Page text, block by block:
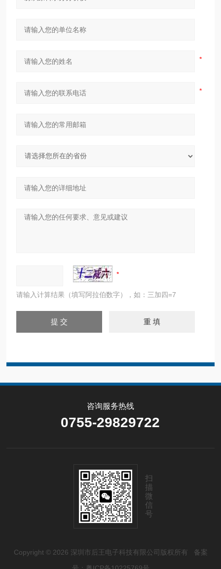
请输入计算结果（填写阿拉伯数字），如：三加四=7
咨询服务热线
0755-29829722
扫
描
微
信
号
Copyright © 2026 深圳市后王电子科技有限公司版权所有 备案